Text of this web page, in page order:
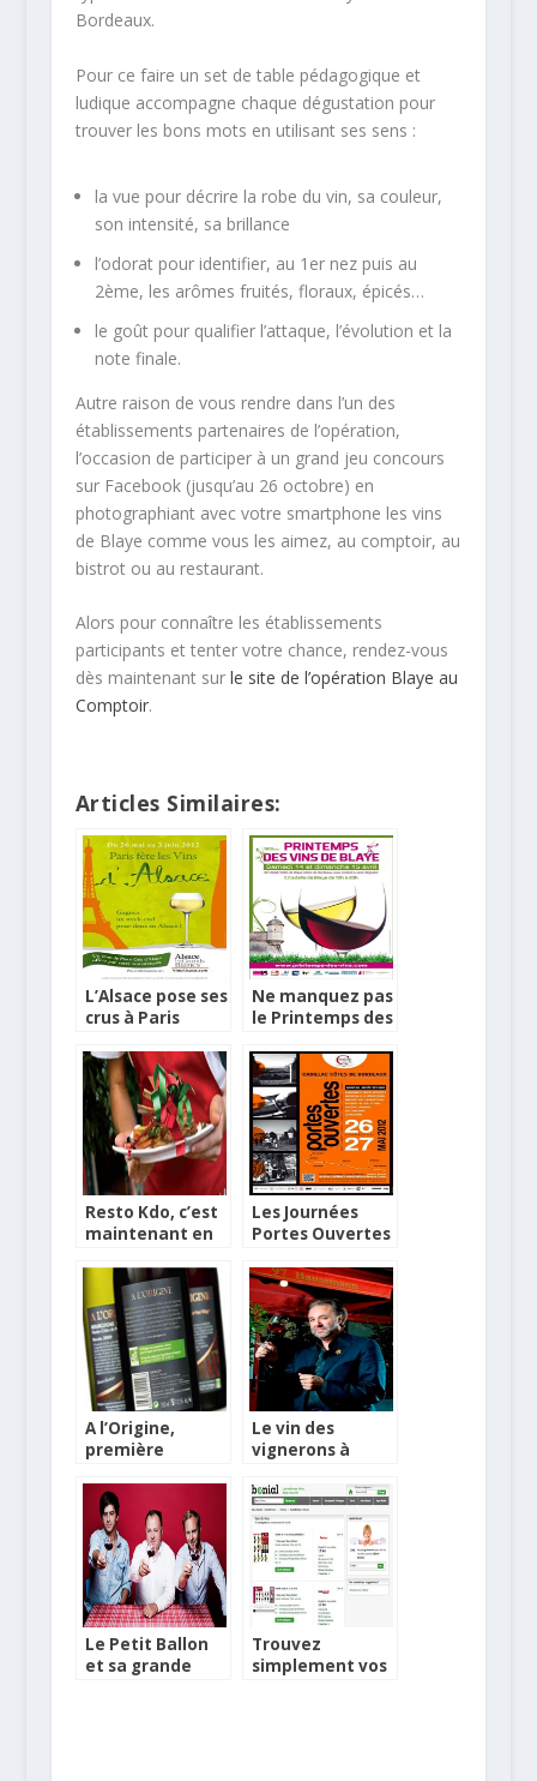
Bordeaux.
Pour ce faire un set de table pédagogique et
ludique accompagne chaque dégustation pour
trouver les bons mots en utilisant ses sens :
la vue pour décrire la robe du vin, sa couleur,
son intensité, sa brillance
l’odorat pour identifier, au 1er nez puis au
2ème, les arômes fruités, floraux, épicés…
le goût pour qualifier l’attaque, l’évolution et la
note finale.
Autre raison de vous rendre dans l’un des
établissements partenaires de l’opération,
l’occasion de participer à un grand jeu concours
sur Facebook (jusqu’au 26 octobre) en
photographiant avec votre smartphone les vins
de Blaye comme vous les aimez, au comptoir, au
bistrot ou au restaurant.
Alors pour connaître les établissements
participants et tenter votre chance, rendez-vous
dès maintenant sur le site de l’opération Blaye au
Comptoir.
Articles Similaires:
L’Alsace pose ses
crus à Paris
Ne manquez pas
le Printemps des
Resto Kdo, c’est
maintenant en
Yvelines
Les Journées
Portes Ouvertes
de Bordeaux
A l’Origine,
première
transversale de
vins bio éco-
responsable
Le vin des
vignerons à
Philippe Faure-
Brac
Le Petit Ballon
et sa grande
Trouvez
simplement vos